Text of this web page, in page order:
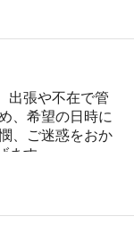
出張や不在で管
、希望の日時に
、ご迷惑をおか
す。